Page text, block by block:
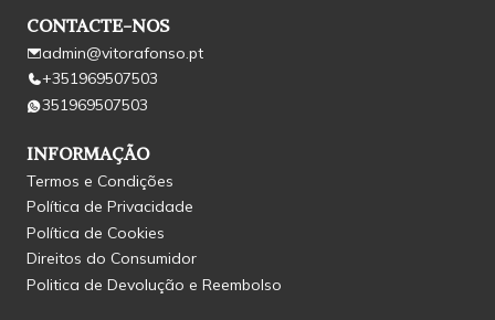
CONTACTE-NOS
admin@vitorafonso.pt
+351969507503
351969507503
INFORMAÇÃO
Termos e Condições
Política de Privacidade
Política de Cookies
Direitos do Consumidor
Politica de Devolução e Reembolso